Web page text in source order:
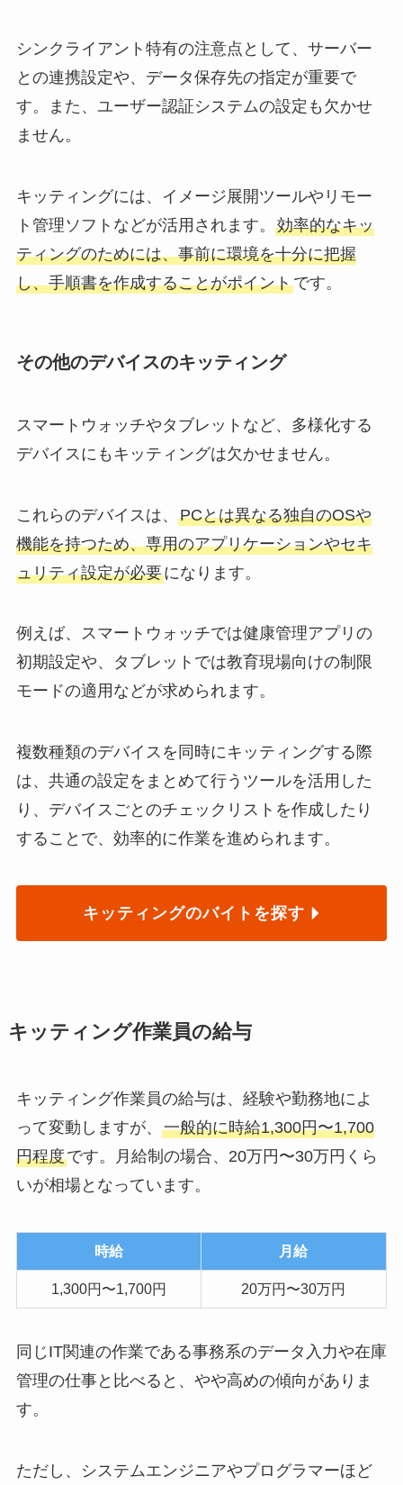
シンクライアント特有の注意点として、サーバー
との連携設定や、データ保存先の指定が重要で
す。また、ユーザー認証システムの設定も欠かせ
ません。
キッティングには、イメージ展開ツールやリモー
ト管理ソフトなどが活用されます。 効率的なキッ
ティングのためには、事前に環境を十分に把握
し、手順書を作成することがポイントです。
その他のデバイスのキッティング
スマートウォッチやタブレットなど、多様化する
デバイスにもキッティングは欠かせません。
これらのデバイスは、 PCとは異なる独自のOSや
機能を持つため、専用のアプリケーションやセキ
ュリティ設定が必要になります。
例えば、スマートウォッチでは健康管理アプリの
初期設定や、タブレットでは教育現場向けの制限
モードの適用などが求められます。
複数種類のデバイスを同時にキッティングする際
は、共通の設定をまとめて行うツールを活用した
り、デバイスごとのチェックリストを作成したり
することで、効率的に作業を進められます。
キッティングのバイトを探す
キッティング作業員の給与
キッティング作業員の給与は、経験や勤務地によ
って変動しますが、 一般的に時給1,300円〜1,700
円程度です。月給制の場合、20万円〜30万円くら
いが相場となっています。
時給 月給
1,300円〜1,700円 20万円〜30万円
同じIT関連の作業である事務系のデータ入力や在庫
管理の仕事と比べると、やや高めの傾向がありま
す。
ただし、システムエンジニアやプログラマーほど